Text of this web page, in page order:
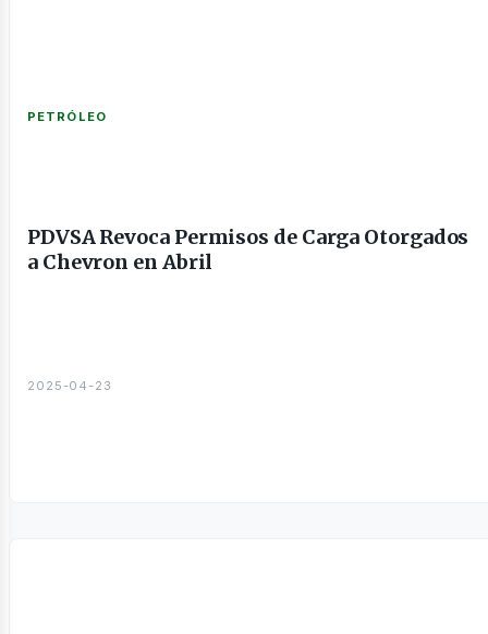
PETRÓLEO
PDVSA Revoca Permisos de Carga Otorgados
a Chevron en Abril
2025-04-23